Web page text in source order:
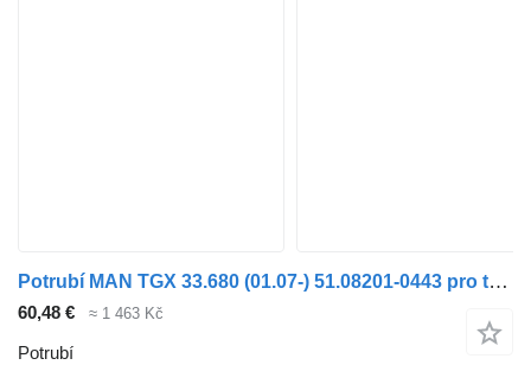
Potrubí MAN TGX 33.680 (01.07-) 51.08201-0443 pro tahače MAN TGL, TGM, TGS, TGX (2005-2021)
60,48 € ≈ 1 463 Kč
Potrubí